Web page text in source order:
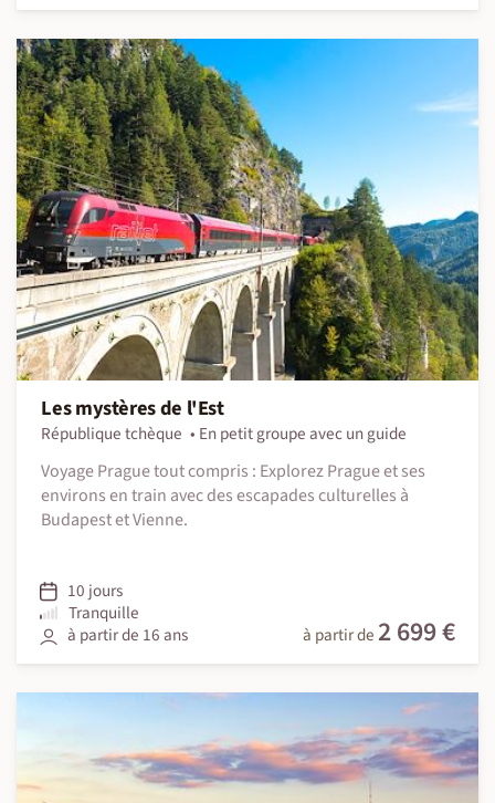
Les mystères de l'Est
République tchèque
En petit groupe avec un guide
Voyage Prague tout compris : Explorez Prague et ses
environs en train avec des escapades culturelles à
Budapest et Vienne.
10 jours
Tranquille
à partir de 16 ans
à partir de 2 699 €